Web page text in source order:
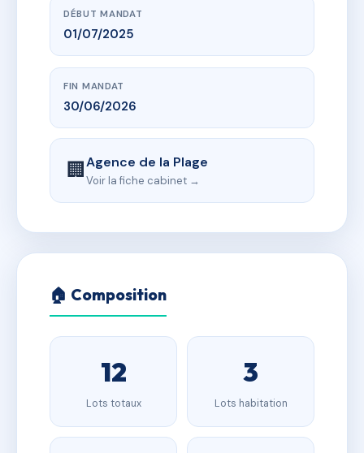
DÉBUT MANDAT
01/07/2025
FIN MANDAT
30/06/2026
🏢Agence de la Plage
Voir la fiche cabinet →
🏠 Composition
12
Lots totaux
3
Lots habitation